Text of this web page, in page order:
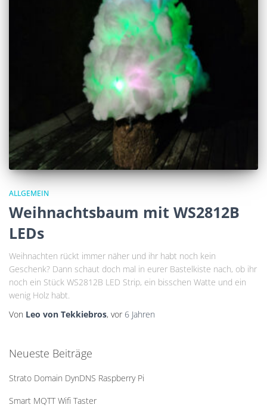
ALLGEMEIN
Weihnachtsbaum mit WS2812B
LEDs
Weihnachten rückt immer näher und ihr habt noch kein
Geschenk? Dann schaut doch mal in eurer Bastelkiste nach, ob ihr
noch ein Stück WS2812B LED Strip, ein bisschen Watte und ein
wenig Holz habt.
Von Leo von Tekkiebros, vor 6 Jahren
Neueste Beiträge
Strato Domain DynDNS Raspberry Pi
Smart MQTT Wifi Taster